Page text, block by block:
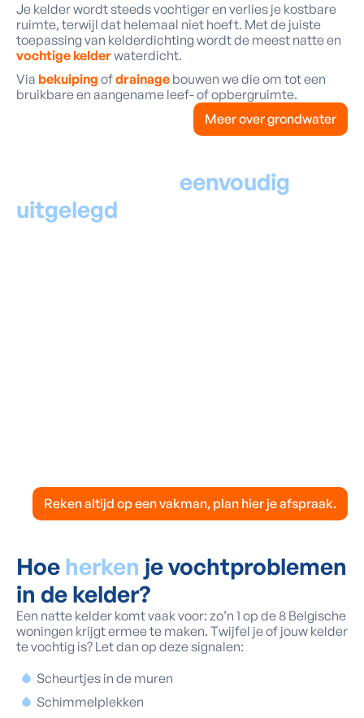
Je kelder wordt steeds vochtiger en verlies je kostbare
ruimte, terwijl dat helemaal niet hoeft. Met de juiste
toepassing van kelderdichting wordt de meest natte en
vochtige kelderwaterdicht.
Via bekuiping ofdrainage bouwen we die om tot een
bruikbare en aangename leef- of opbergruimte.
Meer over grondwater
eenvoudig
uitgelegd
Reken altijd op een vakman, plan hier je afspraak.
Hoe herken je vochtproblemen
in de kelder?
Een natte kelder komt vaak voor: zo’n 1 op de 8 Belgische
woningen krijgt ermee te maken. Twijfel je of jouw kelder
te vochtig is? Let dan op deze signalen:
Scheurtjes in de muren
Schimmelplekken